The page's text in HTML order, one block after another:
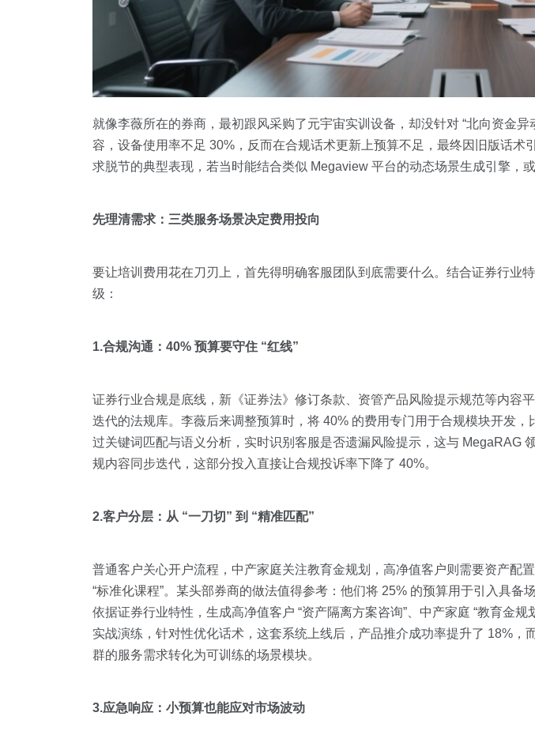
就像李薇所在的券商，最初跟风采购了元宇宙实训设备，却没针对 “北向资金异
容，设备使用率不足 30%，反而在合规话术更新上预算不足，最终因旧版话术
求脱节的典型表现，若当时能结合类似 Megaview 平台的动态场景生成引擎，
先理清需求：三类服务场景决定费用投向
要让培训费用花在刀刃上，首先得明确客服团队到底需要什么。结合证券行业
级：
1.合规沟通：40% 预算要守住 “红线”
证券行业合规是底线，新《证券法》修订条款、资管产品风险提示规范等内容
迭代的法规库。李薇后来调整预算时，将 40% 的费用专门用于合规模块开发
过关键词匹配与语义分析，实时识别客服是否遗漏风险提示，这与 MegaRAG
规内容同步迭代，这部分投入直接让合规投诉率下降了 40%。
2.客户分层：从 “一刀切” 到 “精准匹配”
普通客户关心开户流程，中产家庭关注教育金规划，高净值客户则需要资产
“标准化课程”。某头部券商的做法值得参考：他们将 25% 的预算用于引入具
依据证券行业特性，生成高净值客户 “资产隔离方案咨询”、中产家庭 “教育金
实战演练，针对性优化话术，这套系统上线后，产品推介成功率提升了 18%
群的服务需求转化为可训练的场景模块。
3.应急响应：小预算也能应对市场波动